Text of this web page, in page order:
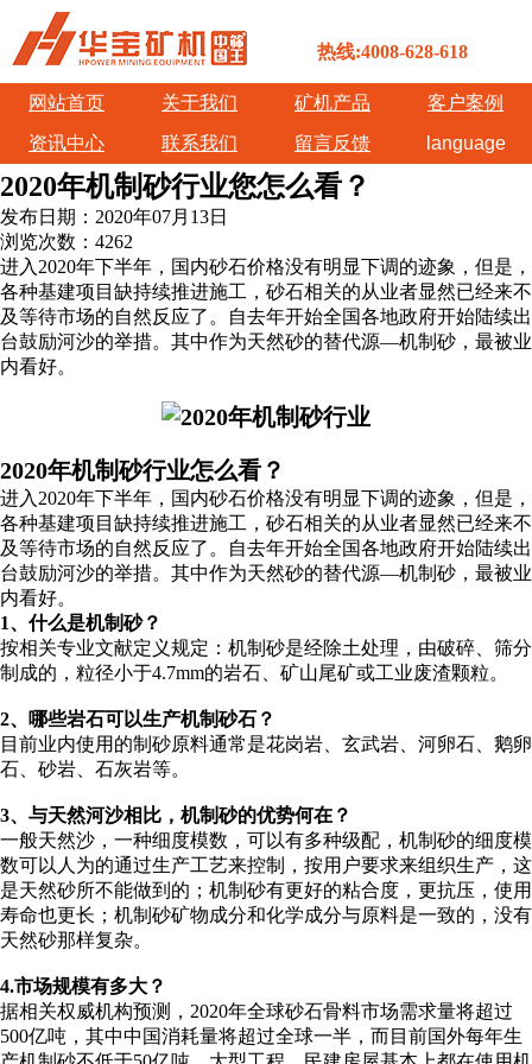
热线:4008-628-618
网站首页 关于我们 矿机产品
客户案例
资讯中心
联系我们 留言反馈 language
2020年机制砂行业您怎么看？
发布日期： 2020年07月13日
浏览次数： 4262
进入2020年下半年，国内砂石价格没有明显下调的迹象，但是，
各种基建项目缺持续推进施工，砂石相关的从业者显然已经来不
及等待市场的自然反应了。自去年开始全国各地政府开始陆续出
台鼓励河沙的举措。其中作为天然砂的替代源—机制砂，最被业
内看好。
2020年机制砂行业怎么看？
进入2020年下半年，国内砂石价格没有明显下调的迹象，但是，
各种基建项目缺持续推进施工，砂石相关的从业者显然已经来不
及等待市场的自然反应了。自去年开始全国各地政府开始陆续出
台鼓励河沙的举措。其中作为天然砂的替代源—机制砂，最被业
内看好。
1、什么是机制砂？
按相关专业文献定义规定：机制砂是经除土处理，由破碎、筛分
制成的，粒径小于4.7mm的岩石、矿山尾矿或工业废渣颗粒。
2、哪些岩石可以生产机制砂石？
目前业内使用的制砂原料通常是花岗岩、玄武岩、河卵石、鹅卵
石、砂岩、石灰岩等。
3、与天然河沙相比，机制砂的优势何在？
一般天然沙，一种细度模数，可以有多种级配，机制砂的细度模
数可以人为的通过生产工艺来控制，按用户要求来组织生产，这
是天然砂所不能做到的；机制砂有更好的粘合度，更抗压，使用
寿命也更长；机制砂矿物成分和化学成分与原料是一致的，没有
天然砂那样复杂。
4.市场规模有多大？
据相关权威机构预测，2020年全球砂石骨料市场需求量将超过
500亿吨，其中中国消耗量将超过全球一半，而目前国外每年生